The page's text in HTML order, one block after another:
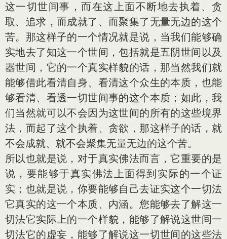
这一切世间事，而在这上面不断地去执着、贪
取、追求，而成就了、而聚集了无量无边的这个
苦。那这样子的一个情况就是说，当我们能够确
实地去了知这一个世间，包括就是五阴世间以及
器世间，它的一个真实样貌的话，那当然我们就
能够借此看清自身、看清这个众生的本质，也能
够看清、看透一切世间事的这个本质；如此，我
们当然就可以不会因为这世间的所有的这些境界
法，而起了这个执着、贪欲，那这样子的话，就
不会成就、就不会聚集无量无边的这个苦。
所以也就是说，对于真实佛法而言，它重要的是
说，要能够于真实佛法上面得到实际的一个证
实；也就是说，你要能够自己去证实这个一切法
它真实的这一个本质、内涵。您能够去了解这一
切法它实际上的一个样貌，能够了解说这世间一
切法它的虚妄，能够了解说这一切世间的这些法